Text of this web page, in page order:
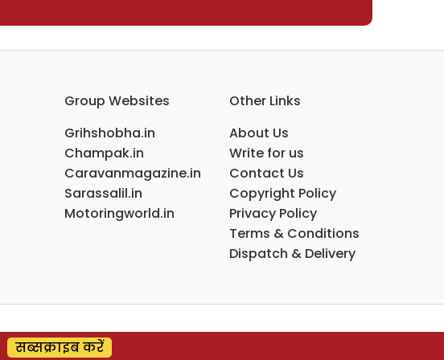
Group Websites
Grihshobha.in
Champak.in
Caravanmagazine.in
Sarassalil.in
Motoringworld.in
Other Links
About Us
Write for us
Contact Us
Copyright Policy
Privacy Policy
Terms & Conditions
Dispatch & Delivery
सब्सक्राइब करें